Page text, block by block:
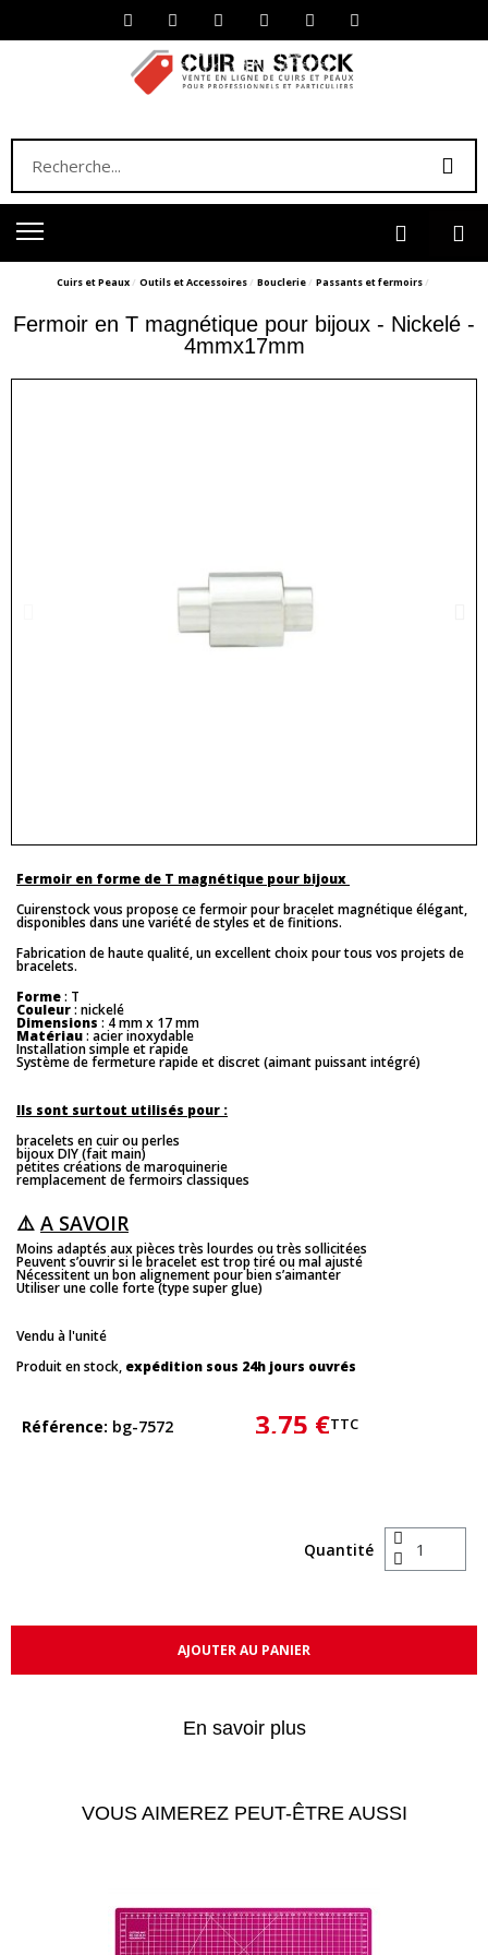
Cuirs et Peaux Outils et Accessoires Bouclerie Passants et fermoirs
Fermoir en T magnétique pour bijoux - Nickelé -
4mmx17mm
Fermoir en forme de T magnétique pour bijoux
Cuirenstock vous propose ce fermoir pour bracelet magnétique élégant,
disponibles dans une variété de styles et de finitions.
Fabrication de haute qualité, un excellent choix pour tous vos projets de
bracelets.
Forme: T
Couleur: nickelé
Dimensions : 4 mm x 17 mm
Matériau: acier inoxydable
Installation simple et rapide
Système de fermeture rapide et discret (aimant puissant intégré)
Ils sont surtout utilisés pour :
bracelets en cuir ou perles
bijoux DIY (fait main)
petites créations de maroquinerie
remplacement de fermoirs classiques
⚠️ A SAVOIR
Moins adaptés aux pièces très lourdes ou très sollicitées
Peuvent s’ouvrir si le bracelet est trop tiré ou mal ajusté
Nécessitent un bon alignement pour bien s’aimanter
Utiliser une colle forte (type super glue)
Vendu à l'unité
Produit en stock, expédition sous 24h jours ouvrés
Référence bg-7572 3,75 €TTC
Quantité
AJOUTER AU PANIER
En savoir plus
VOUS AIMEREZ PEUT-ÊTRE AUSSI